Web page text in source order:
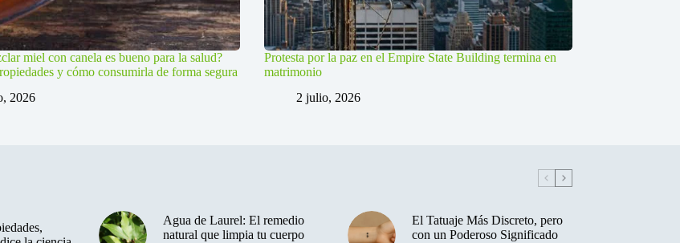
miel con canela es bueno para la salud?
y cómo consumirla de forma segura
2026
Protesta por la paz en el Empire State Building termina en
matrimonio
2 julio, 2026
Agua de Laurel: El remedio
natural que limpia tu cuerpo
El Tatuaje Más Discreto, pero
con un Poderoso Significado